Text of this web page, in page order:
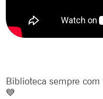
Biblioteca sempre
💙